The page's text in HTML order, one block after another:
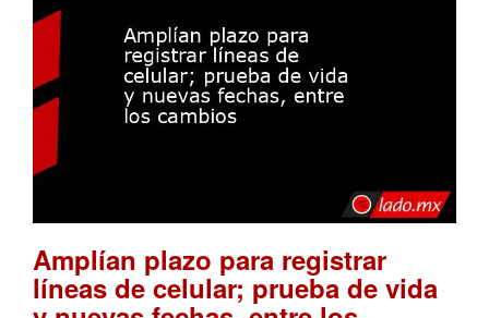
Amplían plazo para registrar
líneas de celular; prueba de vida